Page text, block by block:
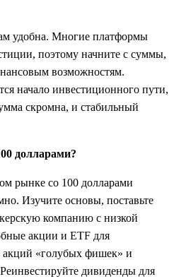
удобна. Многие платформы
поэтому начните с суммы,
возможностям.
начало инвестиционного пути,
скромна, и стабильный
долларами?
рынке со 100 долларами
Изучите основы, поставьте
компанию с низкой
акции и ETF для
акций «голубых фишек» и
дивиденды для